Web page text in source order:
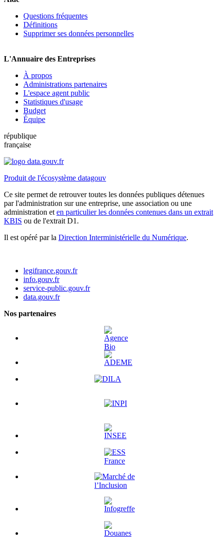
Questions fréquentes
Définitions
Supprimer ses données personnelles
L'Annuaire des Entreprises
À propos
Administrations partenaires
L'espace agent public
Statistiques d'usage
Budget
Équipe
république
française
Produit de l'écosystème datagouv
Ce site permet de retrouver toutes les données publiques détenues
par l'administration sur une entreprise, une association ou une
administration et en particulier les données contenues dans un extrait
KBIS ou de l'extrait D1.
Il est opéré par la Direction Interministérielle du Numérique.
legifrance.gouv.fr
info.gouv.fr
service-public.gouv.fr
data.gouv.fr
Nos partenaires